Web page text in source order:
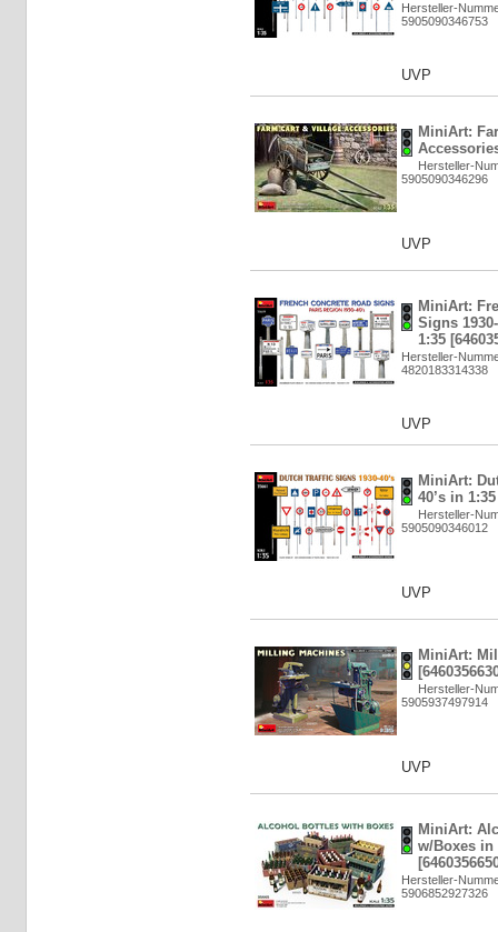
Hersteller-
5905090346753
UVP
MiniArt:
Hersteller-
5905090346296
UVP
MiniArt:
Signs
1:35
Hersteller-
4820183314338
UVP
MiniArt:
40’s in
Hersteller-
5905090346012
UVP
MiniArt:
Hersteller-
5905937497914
UVP
MiniArt:
w/Boxes in
Hersteller-
5906852927326